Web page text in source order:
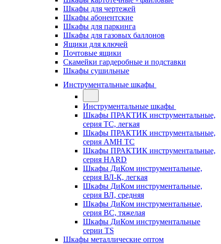
Шкафы для чертежей
Шкафы абонентские
Шкафы для паркинга
Шкафы для газовых баллонов
Ящики для ключей
Почтовые ящики
Скамейки гардеробные и подставки
Шкафы сушильные
Инструментальные шкафы
Инструментальные шкафы
Шкафы ПРАКТИК инструментальные,
серия ТC, легкая
Шкафы ПРАКТИК инструментальные,
серия AMH TC
Шкафы ПРАКТИК инструментальные,
серия HARD
Шкафы ДиКом инструментальные,
cерия ВЛ-К, легкая
Шкафы ДиКом инструментальные,
серия ВЛ, средняя
Шкафы ДиКом инструментальные,
серия ВС, тяжелая
Шкафы ДиКом инструментальные
серии TS
Шкафы металлические оптом